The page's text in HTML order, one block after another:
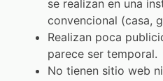
se realizan en una
convencional (casa,
Realizan poca
parece ser temporal.
No tienen sitio web